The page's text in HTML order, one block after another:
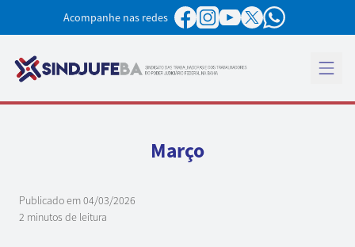
Acompanhe nas redes
Abrir
Março
Publicado em04/03/2026
2 minutos de leitura